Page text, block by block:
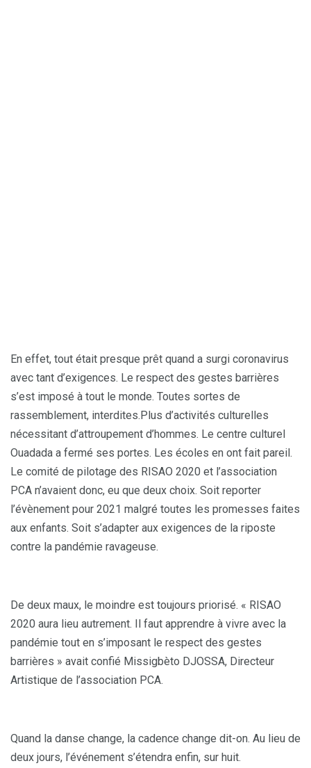
En effet, tout était presque prêt quand a surgi coronavirus
avec tant d’exigences. Le respect des gestes barrières
s’est imposé à tout le monde. Toutes sortes de
rassemblement, interdites.Plus d’activités culturelles
nécessitant d’attroupement d’hommes. Le centre culturel
Ouadada a fermé ses portes. Les écoles en ont fait pareil.
Le comité de pilotage des RISAO 2020 et l’association
PCA n’avaient donc, eu que deux choix. Soit reporter
l’évènement pour 2021 malgré toutes les promesses faites
aux enfants. Soit s’adapter aux exigences de la riposte
contre la pandémie ravageuse.
De deux maux, le moindre est toujours priorisé. « RISAO
2020 aura lieu autrement. Il faut apprendre à vivre avec la
pandémie tout en s’imposant le respect des gestes
barrières » avait confié Missigbèto DJOSSA, Directeur
Artistique de l’association PCA.
Quand la danse change, la cadence change dit-on. Au lieu de
deux jours, l’événement s’étendra enfin, sur huit.